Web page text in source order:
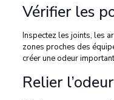
Vérifier les
Inspectez les joints, les
zones proches des
créer une odeur
Relier